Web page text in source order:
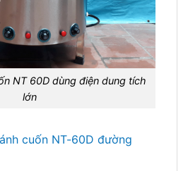
NT 60D dùng điện dung tích
lớn
cuốn NT-60D đường